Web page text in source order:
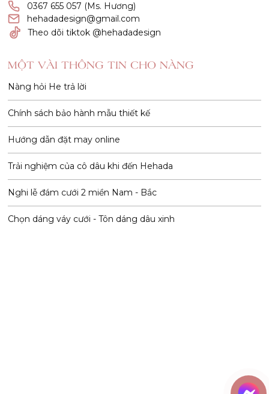
0367 655 057 (Ms. Hương)
hehadadesign@gmail.com
Theo dõi tiktok @hehadadesign
MỘT VÀI THÔNG TIN CHO NÀNG
Nàng hỏi He trả lời
Chính sách bảo hành mẫu thiết kế
Hướng dẫn đặt may online
Trải nghiệm của cô dâu khi đến Hehada
Nghi lễ đám cưới 2 miền Nam - Bắc
Chọn dáng váy cưới - Tôn dáng dâu xinh